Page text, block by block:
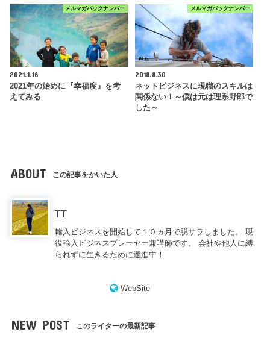
メルマガバックナンバー
2021.1.16
2021年の始めに『幸福度』を考
えてみる
メルマガバックナンバー
2018.8.30
ネットビジネスに現職のスキルは
関係ない！～僕は元は理系野郎で
した～
ABOUT この記事をかいた人
TT
輸入ビジネスを開始して１０ヵ月で脱サラしました。 現
役輸入ビジネスプレーヤー兼講師です。 会社や他人に縛
られずに生きるために邁進中！
WebSite
NEW POST このライターの最新記事